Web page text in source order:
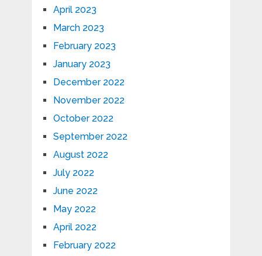
April 2023
March 2023
February 2023
January 2023
December 2022
November 2022
October 2022
September 2022
August 2022
July 2022
June 2022
May 2022
April 2022
February 2022